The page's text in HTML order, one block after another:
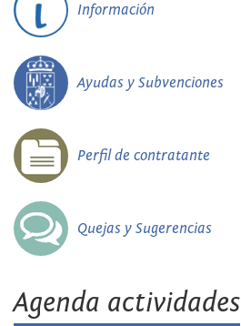
Información
Ayudas y Subvenciones
Perfil de contratante
Quejas y Sugerencias
Agenda actividades